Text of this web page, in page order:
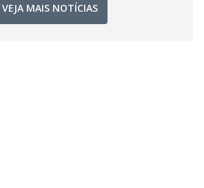
VEJA MAIS NOTÍCIAS